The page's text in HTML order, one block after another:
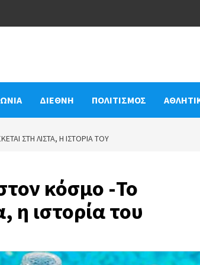
ΔΙΕΘΝΗ ΠΟΛΙΤΙΣΜΟΣ
ΣΤΗ ΛΊΣΤΑ, Η ΙΣΤΟΡΊΑ ΤΟΥ
κόσμο -Το
η ιστορία του